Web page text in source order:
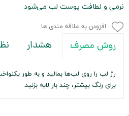
نرمی و لطافت پوست لب می‌شود
افزودن به علاقه مندی ها
روش مصرف هشدار
رژ لب را روی لب‌ها بمالید و به طور
برای رنگ بیشتر، چند بار لایه بزنید.